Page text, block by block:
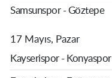
Samsunspor - Göztepe
17 Mayıs, Pazar
Kayserispor - Konyaspor